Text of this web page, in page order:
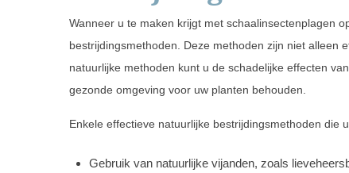
Wanneer u te maken krijgt met schaalinsectenplagen
bestrijdingsmethoden. Deze methoden zijn niet alleen
natuurlijke methoden kunt u de schadelijke effecten
gezonde omgeving voor uw planten behouden.
Enkele effectieve natuurlijke bestrijdingsmethoden die
Gebruik van natuurlijke vijanden, zoals